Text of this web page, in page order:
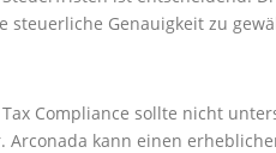
steuerliche Genauigkeit zu
Compliance sollte nicht
Arconada kann einen